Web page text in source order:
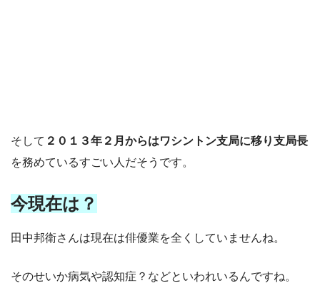
そして ２０１３年２月からはワシントン支局に移り支局長
を務めているすごい人だそうです。
今現在は？
田中邦衛さんは現在は俳優業を全くしていませんね。
そのせいか病気や認知症？などといわれいるんですね。